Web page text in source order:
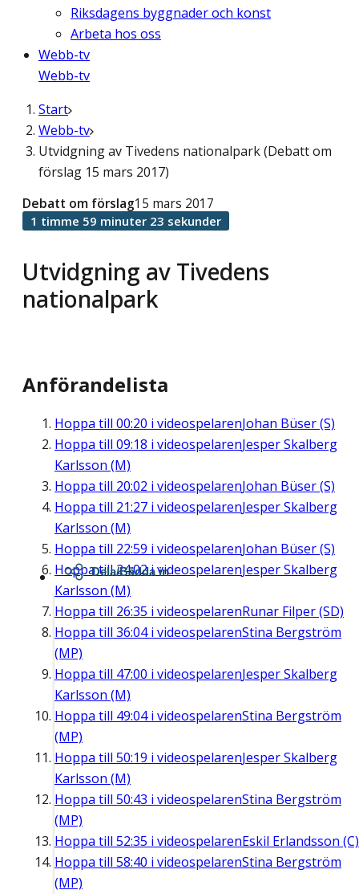
Riksdagens byggnader och konst
Arbeta hos oss
Webb-tv
Webb-tv
Start
Webb-tv
Utvidgning av Tivedens nationalpark (Debatt om
förslag 15 mars 2017)
Utvidgning av Tivedens
nationalpark
Debatt om förslag15 mars 2017
1 timme 59 minuter 23 sekunder
Anförandelista
Hoppa till 00:20 i videospelarenJohan Büser (S)
Hoppa till 09:18 i videospelarenJesper Skalberg
Karlsson (M)
Hoppa till 20:02 i videospelarenJohan Büser (S)
Hoppa till 21:27 i videospelarenJesper Skalberg
Karlsson (M)
Hoppa till 22:59 i videospelarenJohan Büser (S)
Hoppa till24:02i videospelarenJesper Skalberg
Karlsson (M)
Hoppa till 26:35 i videospelarenRunar Filper (SD)
Hoppa till 36:04i videospelarenStina Bergström
(MP)
Hoppa till 47:00 i videospelarenJesper Skalberg
Karlsson (M)
Hoppa till 49:04i videospelarenStina Bergström
(MP)
Hoppa till 50:19 i videospelarenJesper Skalberg
Karlsson (M)
Hoppa till 50:43 i videospelarenStina Bergström
(MP)
Hoppa till 52:35 i videospelarenEskil Erlandsson (C)
Hoppa till 58:40 i videospelarenStina Bergström
(MP)
Dela/Bädda in